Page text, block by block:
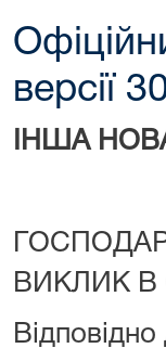
версії
ІНША
ВИКЛИК